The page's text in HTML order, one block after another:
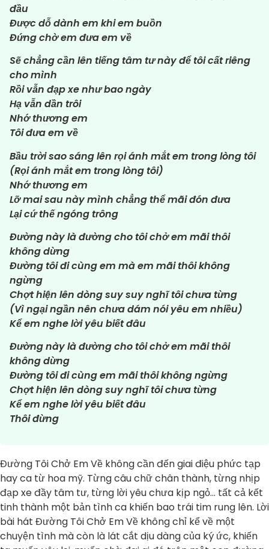
đầu
Được dỗ dành em khi em buồn
Đứng chờ em đưa em về
Sẽ chẳng cần lên tiếng tâm tư này để tôi cất riêng
cho mình
Rồi vẫn đạp xe như bao ngày
Hạ vẫn dần trôi
Nhớ thương em
Tôi đưa em về
Bầu trời sao sáng lên rọi ánh mắt em trong lòng tôi
(Rọi ánh mắt em trong lòng tôi)
Nhớ thương em
Lỡ mai sau này mình chẳng thể mãi đón đưa
Lại cứ thế ngóng trông
Đường này là đường cho tôi chở em mãi thôi
không dừng
Đường tôi đi cùng em mà em mãi thôi không
ngừng
Chợt hiện lên dòng suy suy nghĩ tôi chưa từng
(Vì ngại ngần nên chưa dám nói yêu em nhiều)
Kể em nghe lời yêu biết đâu
Đường này là đường cho tôi chở em mãi thôi
không dừng
Đường tôi đi cùng em mãi thôi không ngừng
Chợt hiện lên dòng suy nghĩ tôi chưa từng
Kể em nghe lời yêu biết đâu
Thôi đừng
Đường Tôi Chở Em Về không cần đến giai điệu phức tạp
hay ca từ hoa mỹ. Từng câu chữ chân thành, từng nhịp
đạp xe đầy tâm tư, từng lời yêu chưa kịp ngỏ… tất cả kết
tinh thành một bản tình ca khiến bao trái tim rung lên. Lời
bài hát Đường Tôi Chở Em Về không chỉ kể về một
chuyện tình mà còn là lát cắt dịu dàng của ký ức, khiến